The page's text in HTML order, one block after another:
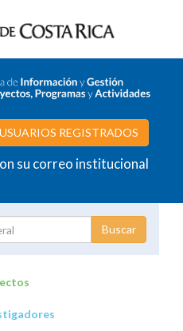
USUARIOS REGISTRADOS
su correo institucional